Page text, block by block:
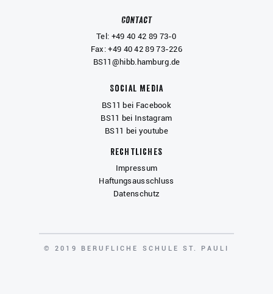
Contact
Tel: +49 40 42 89 73-0
Fax: +49 40 42 89 73-226
BS11@hibb.hamburg.de
Social Media
BS11 bei Facebook
BS11 bei Instagram
BS11 bei youtube
Rechtliches
Impressum
Haftungsausschluss
Datenschutz
COPYRIGHT
© 2019 BERUFLICHE SCHULE ST. PAULI